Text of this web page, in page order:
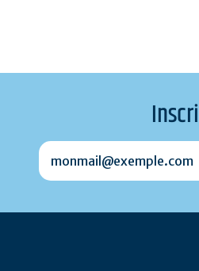
monmail@exemple.com